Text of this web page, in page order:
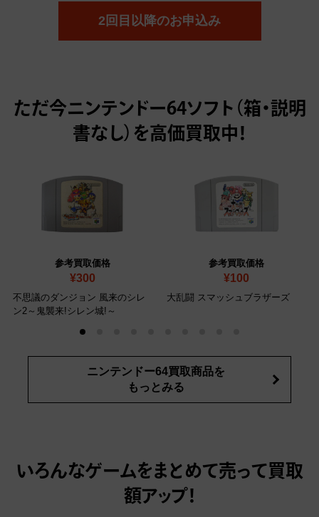
2回目以降のお申込み
ただ今ニンテンドー64ソフト（箱・説明
書なし）を高価買取中！
参考買取価格
¥300
不思議のダンジョン 風来のシレ
ン2～鬼襲来!シレン城!～
参考買取価格
¥100
大乱闘 スマッシュブラザーズ
ニンテンドー64買取商品を
もっとみる
いろんなゲームをまとめて売って 買取
額アップ！